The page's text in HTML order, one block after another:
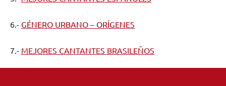
6.- GÉNERO URBANO – ORÍGENES
7.- MEJORES CANTANTES BRASILEÑOS